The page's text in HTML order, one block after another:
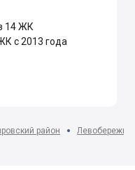
14 ЖК
с 2013 года
район